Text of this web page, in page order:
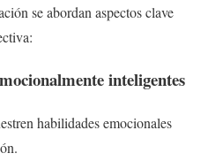
se abordan aspectos clave
inteligentes
habilidades emocionales